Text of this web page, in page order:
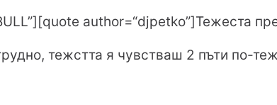
author=“djpetko”]Тежеста
тежстта я чувстваш 2 пъти по-